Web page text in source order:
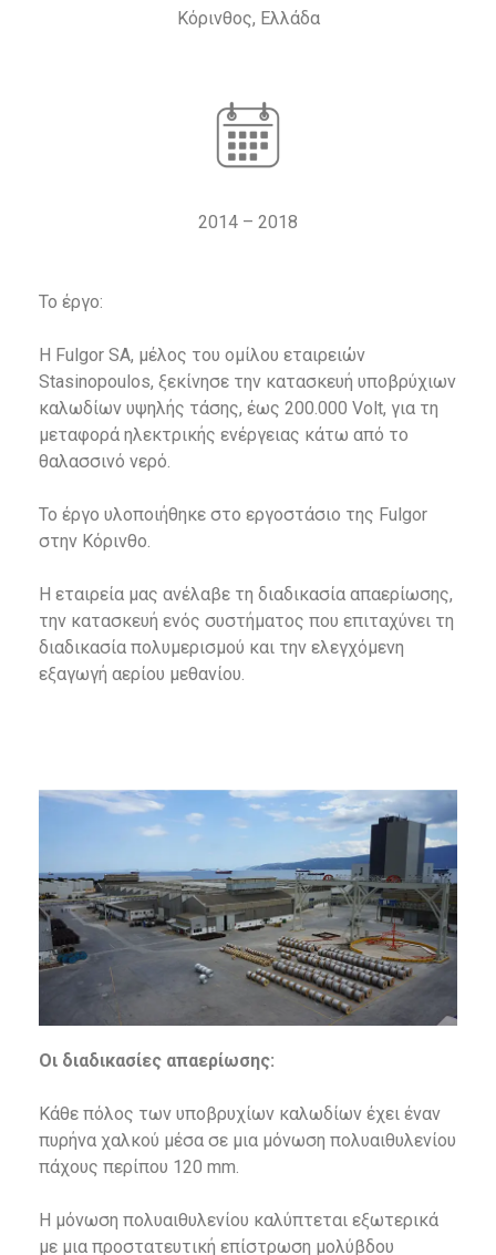
Κόρινθος, Ελλάδα
2014 – 2018
Το έργο:
Η Fulgor SA, μέλος του ομίλου εταιρειών
Stasinopoulos, ξεκίνησε την κατασκευή υποβρύχιων
καλωδίων υψηλής τάσης, έως 200.000 Volt, για τη
μεταφορά ηλεκτρικής ενέργειας κάτω από το
θαλασσινό νερό.
Το έργο υλοποιήθηκε στο εργοστάσιο της Fulgor
στην Κόρινθο.
Η εταιρεία μας ανέλαβε τη διαδικασία απαερίωσης,
την κατασκευή ενός συστήματος που επιταχύνει τη
διαδικασία πολυμερισμού και την ελεγχόμενη
εξαγωγή αερίου μεθανίου.
Οι διαδικασίες απαερίωσης:
Κάθε πόλος των υποβρυχίων καλωδίων έχει έναν
πυρήνα χαλκού μέσα σε μια μόνωση πολυαιθυλενίου
πάχους περίπου 120 mm.
Η μόνωση πολυαιθυλενίου καλύπτεται εξωτερικά
με μια προστατευτική επίστρωση μολύβδου